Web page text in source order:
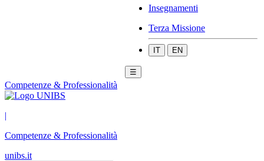
Insegnamenti
Terza Missione
IT EN
☰
Competenze & Professionalità
|
Competenze & Professionalità
unibs.it